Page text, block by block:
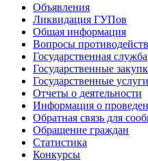
Объявления
Ликвидация ГУПов
Общая информация
Вопросы
Государственная служба
Государственные
Государственные услуги
Отчеты о деятельности
Информация о
Обратная связь для
Обращение граждан
Статистика
Конкурсы